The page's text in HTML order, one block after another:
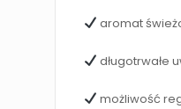
aromat
długotrwałe
możliwość